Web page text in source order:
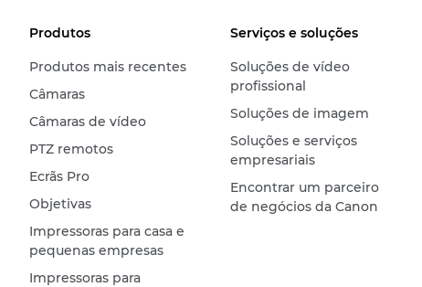
Produtos
Produtos mais recentes
Câmaras
Câmaras de vídeo
PTZ remotos
Ecrãs Pro
Objetivas
Impressoras para casa e
pequenas empresas
Impressoras para
Serviços e soluções
Soluções de vídeo
profissional
Soluções de imagem
Soluções e serviços
empresariais
Encontrar um parceiro
de negócios da Canon